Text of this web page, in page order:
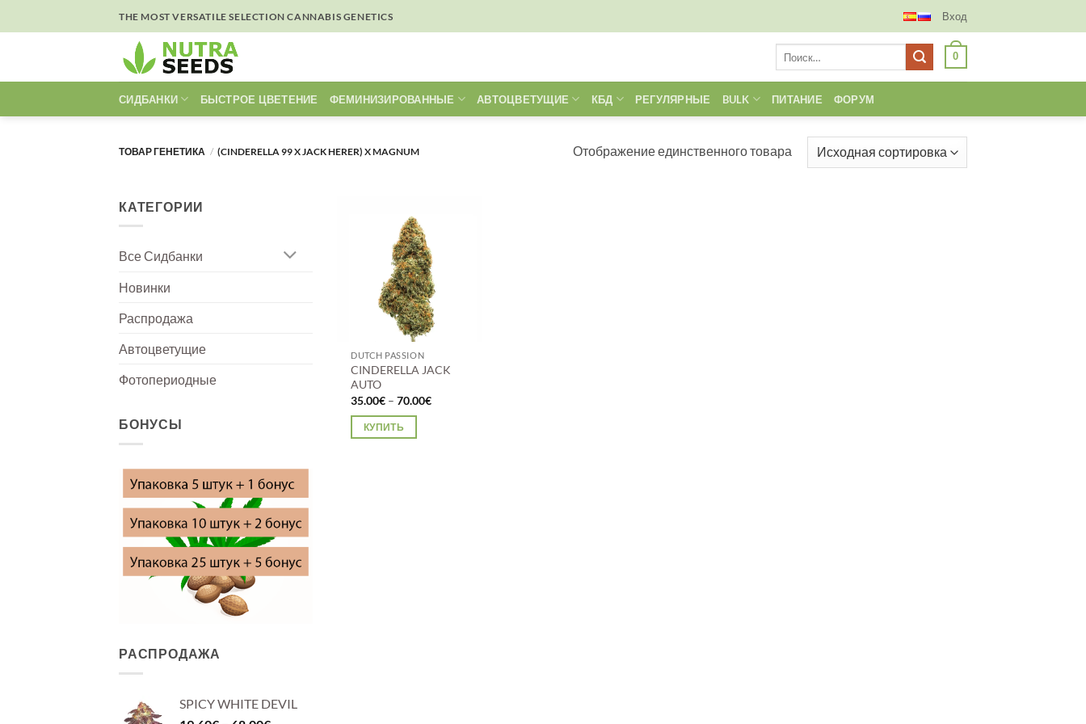
to
THE MOST VERSATILE SELECTION CANNABIS GENETICS Вход
0
СИДБАНКИ БЫСТРОЕ ЦВЕТЕНИЕ ФЕМИНИЗИРОВАННЫЕ АВТОЦВЕТУЩИЕ КБД РЕГУЛЯРНЫЕ BULK ПИТАНИЕ ФОРУМ
ТОВАР ГЕНЕТИКА / (CINDERELLA 99 X JACK HERER) X MAGNUM Отображение единственного товара
КАТЕГОРИИ
Все Сидбанки
Новинки
Распродажа
Автоцветущие
Фотопериодные
БОНУСЫ
РАСПРОДАЖА
SPICY WHITE DEVIL
DUTCH PASSION
CINDERELLA JACK
AUTO
35.00€ – 70.00€Диапазон
КУПИТЬ